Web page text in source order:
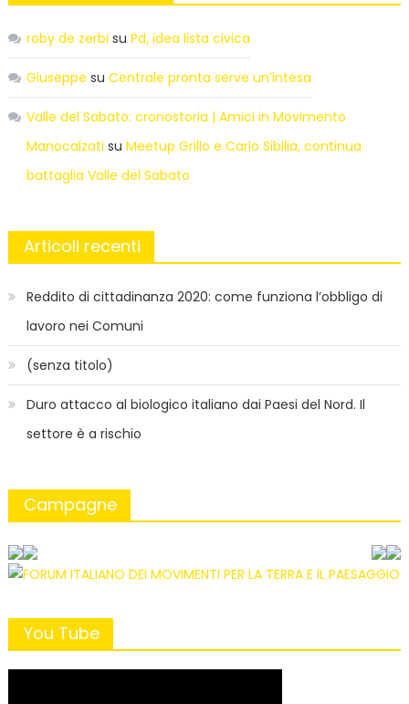
roby de zerbi su Pd, idea lista civica
Giuseppe su Centrale pronta serve un’intesa
Valle del Sabato: cronostoria | Amici in Movimento
Manocalzati su Meetup Grillo e Carlo Sibilia, continua
battaglia Valle del Sabato
Articoli recenti
Reddito di cittadinanza 2020: come funziona l’obbligo di
lavoro nei Comuni
(senza titolo)
Duro attacco al biologico italiano dai Paesi del Nord. Il
settore è a rischio
Campagne
You Tube